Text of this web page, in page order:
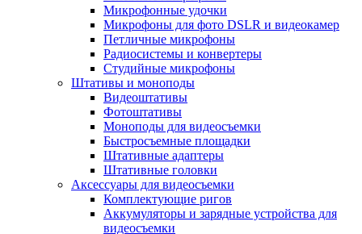
Микрофонные удочки
Микрофоны для фото DSLR и видеокамер
Петличные микрофоны
Радиосистемы и конвертеры
Студийные микрофоны
Штативы и моноподы
Видеоштативы
Фотоштативы
Моноподы для видеосъемки
Быстросъемные площадки
Штативные адаптеры
Штативные головки
Аксессуары для видеосъемки
Комплектующие ригов
Аккумуляторы и зарядные устройства для
видеосъемки